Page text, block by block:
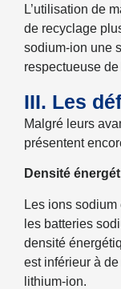
L’utilisation de
de recyclage
sodium-ion une
respectueuse de
III. Les
Malgré leurs
présentent
Densité
Les ions
les batteries
densité
est inférieur à
lithium-ion.